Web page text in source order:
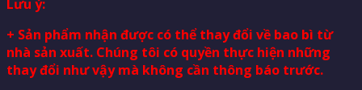
Lưu ý:
+ Sản phẩm nhận được có thể thay đổi về bao bì từ
nhà sản xuất. Chúng tôi có quyền thực hiện những
thay đổi như vậy mà không cần thông báo trước.